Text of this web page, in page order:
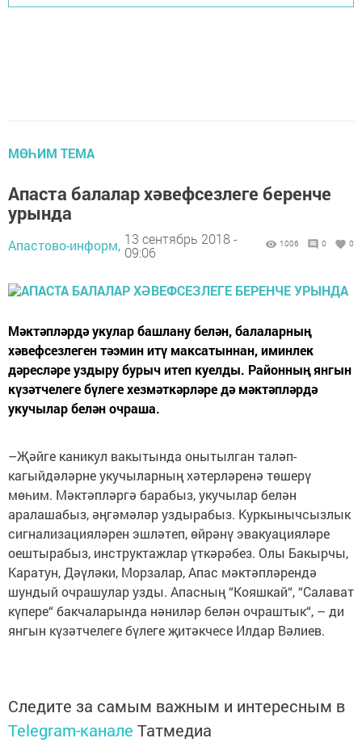
МӨҺИМ ТЕМА
Апаста балалар хәвефсезлеге беренче
урында
Апастово-информ, 13 сентябрь 2018 -
09:06
1006 0 0
Мәктәпләрдә укулар башлану белән, балаларның
хәвефсезлеген тәэмин итү максатыннан, иминлек
дәресләре уздыру бурыч итеп куелды. Районның янгын
күзәтчелеге бүлеге хезмәткәрләре дә мәктәпләрдә
укучылар белән очраша.
–Җәйге каникул вакытында онытылган таләп-
кагыйдәләрне укучыларның хәтерләренә төшерү
мөһим. Мәктәпләргә барабыз, укучылар белән
аралашабыз, әңгәмәләр уздырабыз. Куркынычсызлык
сигнализацияләрен эшләтеп, өйрәнү эвакуацияләре
оештырабыз, инструктажлар үткәрәбез. Олы Бакырчы,
Каратун, Дәүләки, Морзалар, Апас мәктәпләрендә
шундый очрашулар узды. Апасның “Кояшкай“, “Салават
күпере“ бакчаларында нәниләр белән очраштык“, – ди
янгын күзәтчелеге бүлеге җитәкчесе Илдар Вәлиев.
Следите за самым важным и интересным в
Telegram-канале Татмедиа